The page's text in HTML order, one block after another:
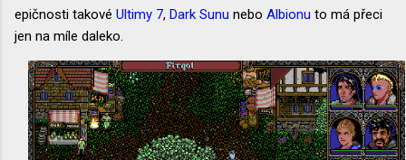
epičnosti takové Ultimy 7, Dark Sunu nebo Albionu to má přeci
jen na míle daleko.